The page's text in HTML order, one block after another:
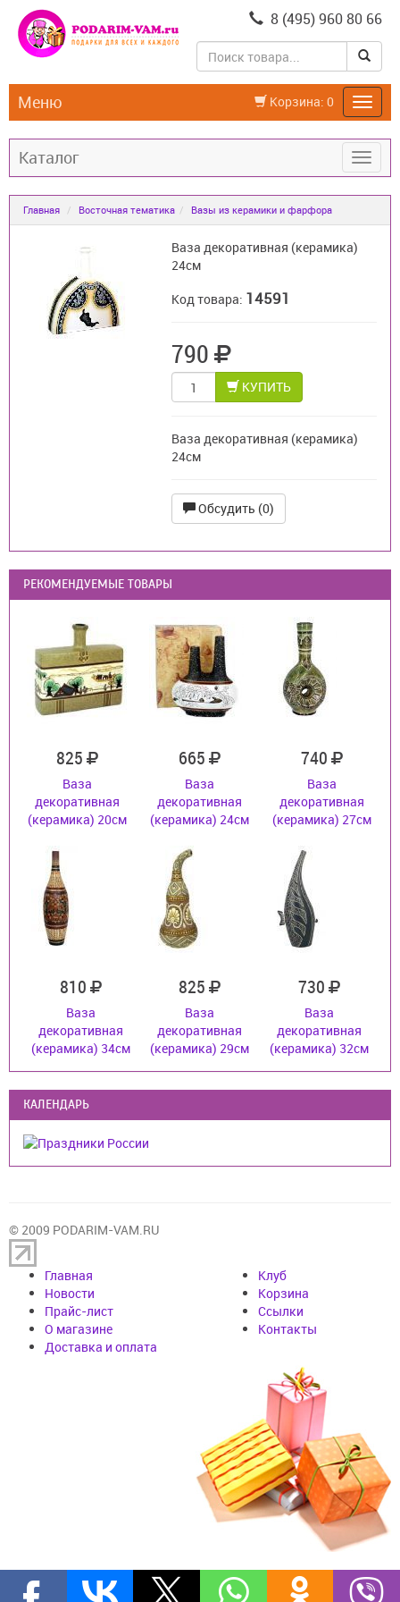
8 (495) 960 80 66
Корзина: 0
Меню
Каталог
Главная Восточная тематика Вазы из керамики и фарфора
Ваза декоративная (керамика)
24см
Код товара: 14591
790
КУПИТЬ
Ваза декоративная (керамика)
24см
Обсудить (0)
РЕКОМЕНДУЕМЫЕ ТОВАРЫ
825
Ваза
декоративная
(керамика) 20см
665
Ваза
декоративная
(керамика) 24см
740
Ваза
декоративная
(керамика) 27см
810
Ваза
декоративная
(керамика) 34см
825
Ваза
декоративная
(керамика) 29см
730
Ваза
декоративная
(керамика) 32см
КАЛЕНДАРЬ
© 2009 PODARIM-VAM.RU
Главная
Новости
Прайс-лист
О магазине
Доставка и оплата
Клуб
Корзина
Cсылки
Контакты